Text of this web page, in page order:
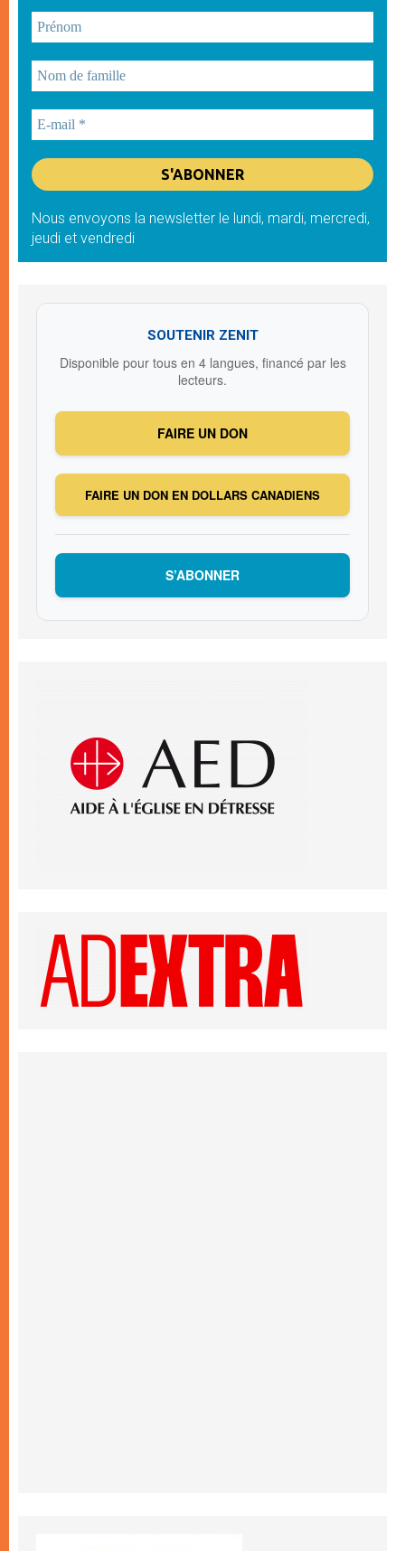
Nous envoyons la newsletter le lundi, mardi, mercredi,
jeudi et vendredi
SOUTENIR ZENIT
Disponible pour tous en 4 langues, financé par les
lecteurs.
FAIRE UN DON
FAIRE UN DON EN DOLLARS CANADIENS
S’ABONNER